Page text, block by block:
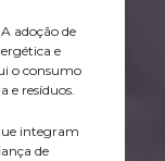
adoção de
e
o consumo
e resíduos.
integram
de